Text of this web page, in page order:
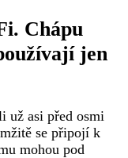
Chápu
jen
už asi před osmi
se připojí k
mohou pod